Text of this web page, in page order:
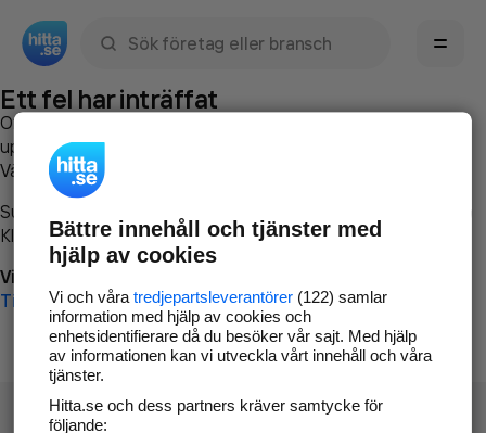
Ett fel har inträffat
Om du vill kan du
uppstod så att vi lättare och snabbare kan avhjälpa det.
Vänligen försök med följande:
Surfa till
Klicka påTillbaka-knappen i webbläsaren och försök igen
Vi beklagar besväret!
Till startsidan
Bättre innehåll och tjänster med
hjälp av cookies
Vi och våra tredjepartsleverantörer(122) samlar
information med hjälp av cookies och
enhetsidentifierare då du besöker vår sajt. Med hjälp
av informationen kan vi utveckla vårt innehåll och våra
tjänster.
Hitta.se och dess partners kräver samtycke för
följande: